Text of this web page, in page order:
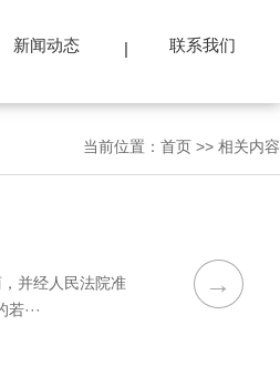
新闻动态 联系我们
当前位置： 首页 >> 相关内容
→
并经人民法院准
···